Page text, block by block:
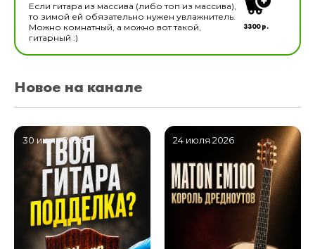
Если гитара из массива (либо топ из массива),
то зимой ей обязательно нужен увлажнитель.
Можно комнатный, а можно вот такой,
гитарный :)
3300 р.
Новое на канале
30 июля 2026 24 июля 2026